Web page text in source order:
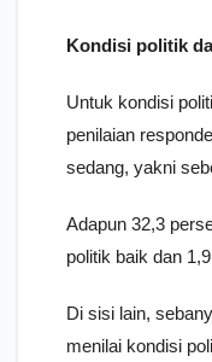
Kondisi politik
Untuk kondisi
penilaian
sedang, yakni
Adapun 32,3
politik baik dan
Di sisi lain,
menilai kondisi